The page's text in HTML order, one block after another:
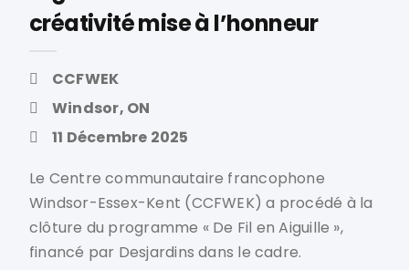
créativité mise à l’honneur
CCFWEK
Windsor, ON
11 Décembre 2025
Le Centre communautaire francophone
Windsor-Essex-Kent (CCFWEK) a procédé à la
clôture du programme « De Fil en Aiguille »,
financé par Desjardins dans le cadre.